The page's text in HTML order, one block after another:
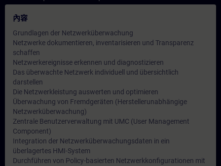
內容
Grundlagen der Netzwerküberwachung
Netzwerke dokumentieren, inventarisieren und Transparenz
schaffen
Netzwerkereignisse erkennen und diagnostizieren
Das überwachte Netzwerk individuell und übersichtlich
darstellen
Die Netzwerkleistung auswerten und optimieren
Überwachung von Fremdgeräten (Herstellerunabhängige
Netzwerküberwachung)
Zentrale Benutzerverwaltung mit UMC (User Management
Component)
Integration der Netzwerküberwachungsdaten in ein
überlagertes HMI-System
Durchführen von Policy-basierten Netzwerkkonfigurationen mit